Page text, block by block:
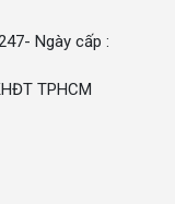
Ngày cấp :
TPHCM